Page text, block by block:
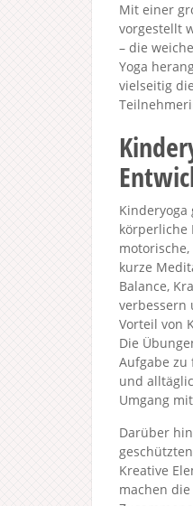
Mit einer
vorgestellt
– die
Yoga
vielseitig
körperliche
kurze
Balance,
verbessern
Vorteil von
Die
Aufgabe zu
und
Umgang
Darüber
Kreative
machen